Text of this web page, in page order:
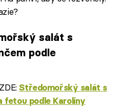
salát s
podle
Středomořský salát s
fetou podle Karolíny